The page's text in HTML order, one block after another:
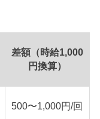
差額（時給1,000
円換算）
500〜1,000円/回